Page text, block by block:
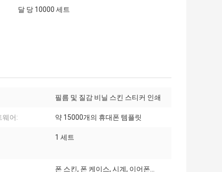
달 당 10000 세트
필름 및 질감 비닐 스킨 스티커 인쇄
웨어: 약 15000개의 휴대폰 템플릿
1 세트
폰 스킨, 폰 케이스, 시계, 이어폰...